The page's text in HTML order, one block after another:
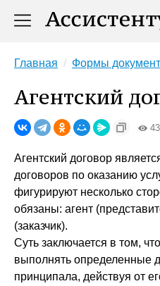
Главная Формы
Агентский
Агентский договор
договоров по оказанию
фигурируют несколько
обязаны: агент
(заказчик).
Суть заключается в том,
выполнять определенные
принципала, действуя от